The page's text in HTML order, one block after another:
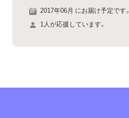
2017年06月 にお届け予定です。
1人が応援しています。